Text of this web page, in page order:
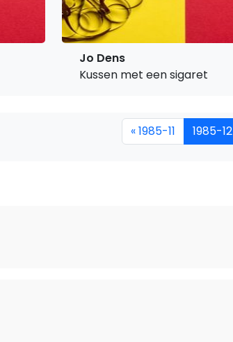
Jo Dens
Kussen met een sigaret
« 1985-11 1985-12